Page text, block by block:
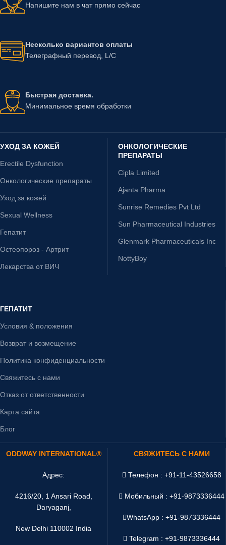
Напишите нам в чат прямо сейчас
Несколько вариантов оплаты
Телеграфный перевод, L/C
Быстрая доставка.
Минимальное время обработки
УХОД ЗА КОЖЕЙ
Erectile Dysfunction
Онкологические препараты
Уход за кожей
Sexual Wellness
Гепатит
Остеопороз - Артрит
Лекарства от ВИЧ
ОНКОЛОГИЧЕСКИЕ
ПРЕПАРАТЫ
Cipla Limited
Ajanta Pharma
Sunrise Remedies Pvt Ltd
Sun Pharmaceutical Industries
Glenmark Pharmaceuticals Inc
NottyBoy
ГЕПАТИТ
Условия & положения
Возврат и возмещение
Политика конфиденциальности
Свяжитесь с нами
Отказ от ответственности
Карта сайта
Блог
ODDWAY INTERNATIONAL®
Адрес:
4216/20, 1 Ansari Road,
Daryaganj,
New Delhi 110002 India
СВЯЖИТЕСЬ С НАМИ
Телефон : +91-11-43526658
Мобильный : +91-9873336444
WhatsApp :+91-9873336444
Telegram : +91-9873336444